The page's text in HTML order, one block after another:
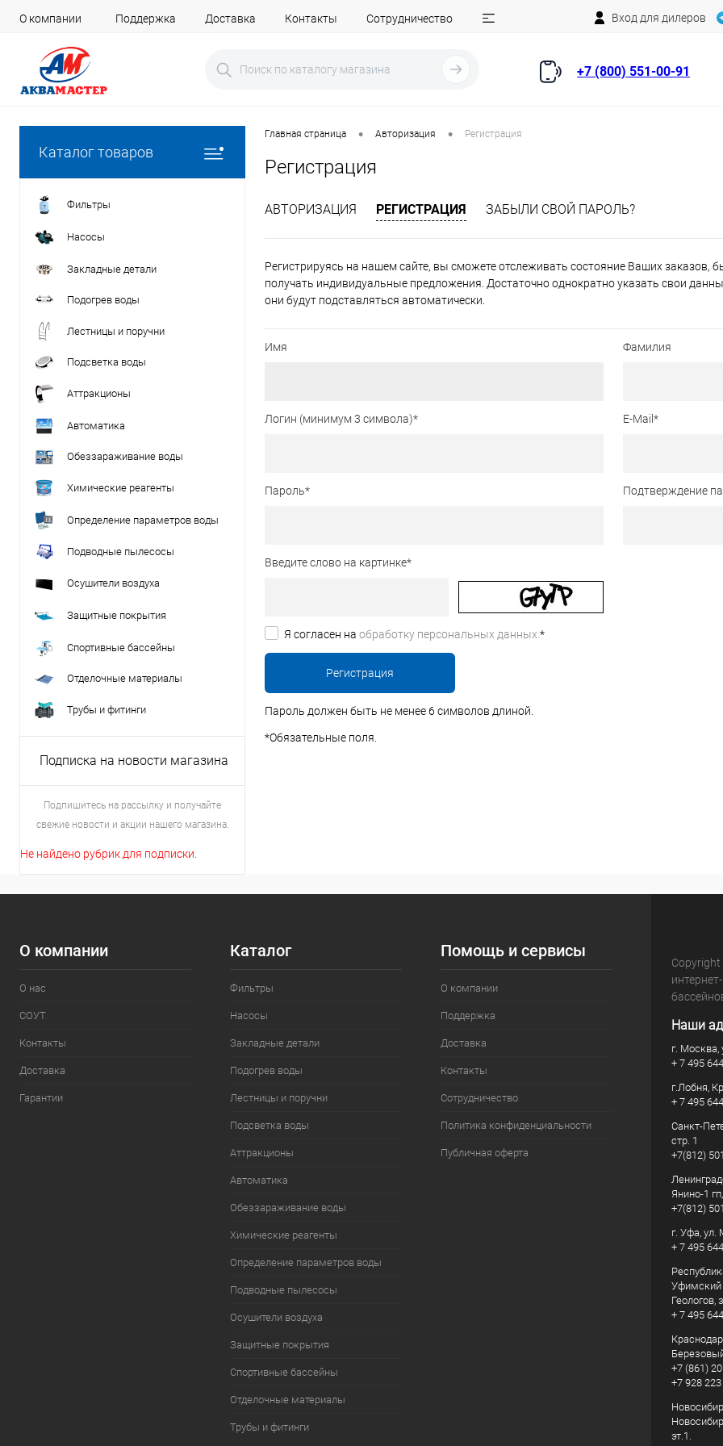
О компании Поддержка Доставка Контакты Сотрудничество Вход для дилеров
+7 (800) 551-00-91
Каталог товаров
Фильтры
Насосы
Закладные детали
Подогрев воды
Лестницы и поручни
Подсветка воды
Аттракционы
Автоматика
Обеззараживание воды
Химические реагенты
Определение параметров воды
Подводные пылесосы
Осушители воздуха
Защитные покрытия
Спортивные бассейны
Отделочные материалы
Трубы и фитинги
Подписка на новости магазина
Подпишитесь на рассылку и получайте
свежие новости и акции нашего магазина.
Не найдено рубрик для подписки.
Главная страница • Авторизация • Регистрация
Регистрация
АВТОРИЗАЦИЯ РЕГИСТРАЦИЯ ЗАБЫЛИ СВОЙ ПАРОЛЬ?
Регистрируясь на нашем сайте, вы сможете отслеживать состояние Ваших заказов,
получать индивидуальные предложения. Достаточно однократно указать свои
они будут подставляться автоматически.
Имя Фамилия
Логин (минимум 3 символа)* E-Mail *
Пароль* Подтверждение
Введите слово на картинке*
Я согласен на обработку персональных данных.*
Пароль должен быть не менее 6 символов длиной.
*Обязательные поля.
О компании
О нас
СОУТ
Контакты
Доставка
Гарантии
Каталог
Фильтры
Насосы
Закладные детали
Подогрев воды
Лестницы и поручни
Подсветка воды
Аттракционы
Автоматика
Обеззараживание воды
Химические реагенты
Определение параметров воды
Подводные пылесосы
Осушители воздуха
Защитные покрытия
Спортивные бассейны
Отделочные материалы
Трубы и фитинги
Помощь и сервисы
О компании
Поддержка
Доставка
Контакты
Сотрудничество
Политика конфиденциальности
Публичная оферта
Наши
г. Москва,
+ 7 495
г.Лобня,
+ 7 495
Санкт-
стр. 1
+7(812)
Янино-1
+7(812)
г. Уфа, ул.
+ 7 495
Уфимский
Геологов,
+ 7 495
+7 (861)
+7 928
эт.1.